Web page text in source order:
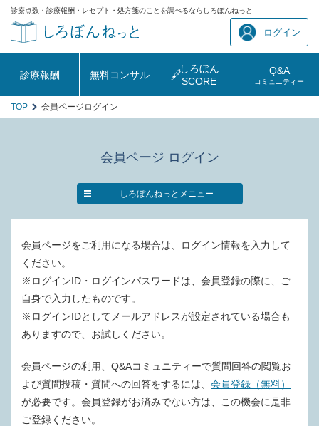
診療点数・診療報酬・レセプト・処方箋のことを調べるならしろぼんねっと
ログイン
診療報酬 無料コンサル
しろぼん
SCORE
Q&A
コミュニティー
TOP 会員ページログイン
会員ページ ログイン
しろぼんねっとメニュー
会員ページをご利用になる場合は、ログイン情報を入力して
ください。
※ログインID・ログインパスワードは、会員登録の際に、ご
自身で入力したものです。
※ログインIDとしてメールアドレスが設定されている場合も
ありますので、お試しください。
会員ページの利用、Q&Aコミュニティーで質問回答の閲覧お
よび質問投稿・質問への回答をするには、 会員登録（無料）
が必要です。会員登録がお済みでない方は、この機会に是非
ご登録ください。